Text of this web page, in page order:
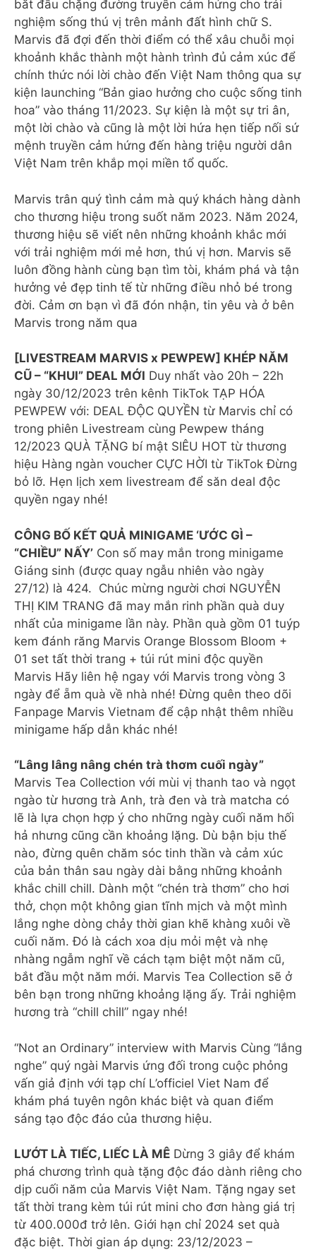
bắt đầu chặng đường truyền cảm hứng cho trải
nghiệm sống thú vị trên mảnh đất hình chữ S.
Marvis đã đợi đến thời điểm có thể xâu chuỗi mọi
khoảnh khắc thành một hành trình đủ cảm xúc để
chính thức nói lời chào đến Việt Nam thông qua sự
kiện launching “Bản giao hưởng cho cuộc sống tinh
hoa” vào tháng 11/2023. Sự kiện là một sự tri ân,
một lời chào và cũng là một lời hứa hẹn tiếp nối sứ
mệnh truyền cảm hứng đến hàng triệu người dân
Việt Nam trên khắp mọi miền tổ quốc.
Marvis trân quý tình cảm mà quý khách hàng dành
cho thương hiệu trong suốt năm 2023. Năm 2024,
thương hiệu sẽ viết nên những khoảnh khắc mới
với trải nghiệm mới mẻ hơn, thú vị hơn. Marvis sẽ
luôn đồng hành cùng bạn tìm tòi, khám phá và tận
hưởng vẻ đẹp tinh tế từ những điều nhỏ bé trong
đời. Cảm ơn bạn vì đã đón nhận, tin yêu và ở bên
Marvis trong năm qua
[LIVESTREAM MARVIS x PEWPEW] KHÉP NĂM
CŨ – “KHUI” DEAL MỚI Duy nhất vào 20h – 22h
ngày 30/12/2023 trên kênh TikTok TẠP HÓA
PEWPEW với: DEAL ĐỘC QUYỀN từ Marvis chỉ có
trong phiên Livestream cùng Pewpew tháng
12/2023 QUÀ TẶNG bí mật SIÊU HOT từ thương
hiệu Hàng ngàn voucher CỰC HỜI từ TikTok Đừng
bỏ lỡ. Hẹn lịch xem livestream để săn deal độc
quyền ngay nhé!
CÔNG BỐ KẾT QUẢ MINIGAME ‘ƯỚC GÌ –
“CHIỀU” NẤY’ Con số may mắn trong minigame
Giáng sinh (được quay ngẫu nhiên vào ngày
27/12) là 424. ️ Chúc mừng người chơi NGUYỄN
THỊ KIM TRANG đã may mắn rinh phần quà duy
nhất của minigame lần này. Phần quà gồm 01 tuýp
kem đánh răng Marvis Orange Blossom Bloom +
01 set tất thời trang + túi rút mini độc quyền
Marvis Hãy liên hệ ngay với Marvis trong vòng 3
ngày để ẵm quà về nhà nhé! Đừng quên theo dõi
Fanpage Marvis Vietnam để cập nhật thêm nhiều
minigame hấp dẫn khác nhé!
“Lâng lâng nâng chén trà thơm cuối ngày”
Marvis Tea Collection với mùi vị thanh tao và ngọt
ngào từ hương trà Anh, trà đen và trà matcha có
lẽ là lựa chọn hợp ý cho những ngày cuối năm hối
hả nhưng cũng cần khoảng lặng. Dù bận bịu thế
nào, đừng quên chăm sóc tinh thần và cảm xúc
của bản thân sau ngày dài bằng những khoảnh
khắc chill chill. Dành một “chén trà thơm” cho hơi
thở, chọn một không gian tĩnh mịch và một mình
lắng nghe dòng chảy thời gian khẽ khàng xuôi về
cuối năm. Đó là cách xoa dịu mỏi mệt và nhẹ
nhàng ngẫm nghĩ về cách tạm biệt một năm cũ,
bắt đầu một năm mới. Marvis Tea Collection sẽ ở
bên bạn trong những khoảng lặng ấy. Trải nghiệm
hương trà “chill chill” ngay nhé!
“Not an Ordinary” interview with Marvis Cùng “lắng
nghe” quý ngài Marvis ứng đối trong cuộc phỏng
vấn giả định với tạp chí L’officiel Viet Nam để
khám phá tuyên ngôn khác biệt và quan điểm
sáng tạo độc đáo của thương hiệu.
LƯỚT LÀ TIẾC, LIẾC LÀ MÊ Dừng 3 giây để khám
phá chương trình quà tặng độc đáo dành riêng cho
dịp cuối năm của Marvis Việt Nam. Tặng ngay set
tất thời trang kèm túi rút mini cho đơn hàng giá trị
từ 400.000đ trở lên. Giới hạn chỉ 2024 set quà
đặc biệt. Thời gian áp dụng: 23/12/2023 –